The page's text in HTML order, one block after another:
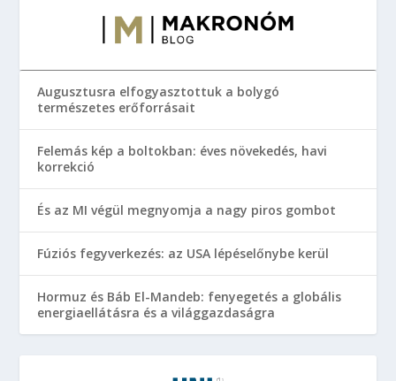
Augusztusra elfogyasztottuk a bolygó
természetes erőforrásait
Felemás kép a boltokban: éves növekedés, havi
korrekció
És az MI végül megnyomja a nagy piros gombot
Fúziós fegyverkezés: az USA lépéselőnybe kerül
Hormuz és Báb El-Mandeb: fenyegetés a globális
energiaellátásra és a világgazdaságra